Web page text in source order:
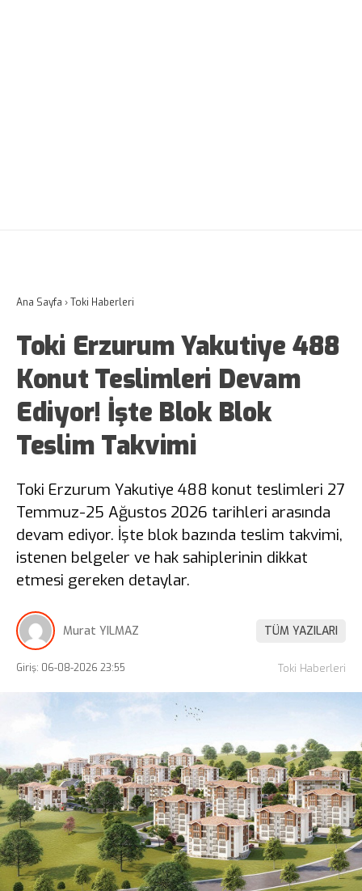
Ana Sayfa ›Toki Haberleri
Toki Erzurum Yakutiye 488
Konut Teslimleri Devam
Ediyor! İşte Blok Blok
Teslim Takvimi
Toki Erzurum Yakutiye 488 konut teslimleri 27
Temmuz-25 Ağustos 2026 tarihleri arasında
devam ediyor. İşte blok bazında teslim takvimi,
istenen belgeler ve hak sahiplerinin dikkat
etmesi gereken detaylar.
Murat YILMAZ TÜM YAZILARI
Giriş: 06-08-2026 23:55 Toki Haberleri